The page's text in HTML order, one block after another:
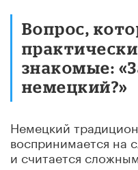
Вопрос,
знакомые:
немецкий?»
Немецкий
воспринимается на
и считается